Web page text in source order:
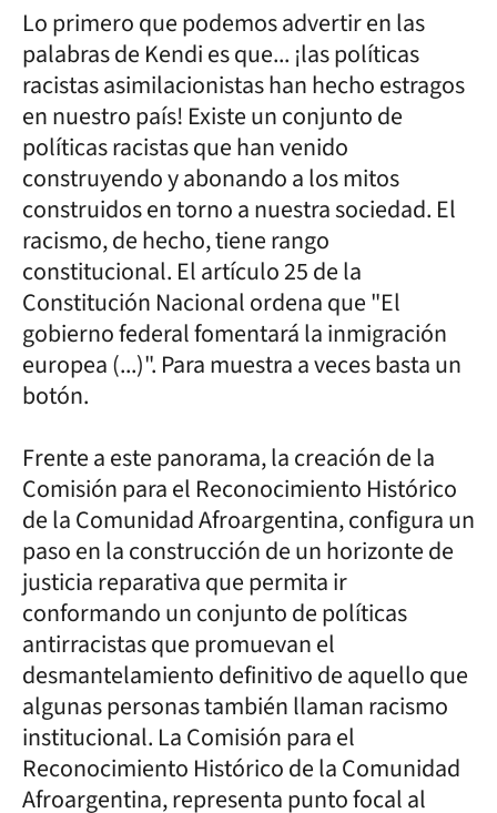
Lo primero que podemos advertir en las
palabras de Kendi es que... ¡las políticas
racistas asimilacionistas han hecho estragos
en nuestro país! Existe un conjunto de
políticas racistas que han venido
construyendo y abonando a los mitos
construidos en torno a nuestra sociedad. El
racismo, de hecho, tiene rango
constitucional. El artículo 25 de la
Constitución Nacional ordena que "El
gobierno federal fomentará la inmigración
europea (...)". Para muestra a veces basta un
botón.
Frente a este panorama, la creación de la
Comisión para el Reconocimiento Histórico
de la Comunidad Afroargentina, configura un
paso en la construcción de un horizonte de
justicia reparativa que permita ir
conformando un conjunto de políticas
antirracistas que promuevan el
desmantelamiento definitivo de aquello que
algunas personas también llaman racismo
institucional. La Comisión para el
Reconocimiento Histórico de la Comunidad
Afroargentina, representa punto focal al